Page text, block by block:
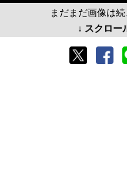
まだまだ画像は
↓ スクロー